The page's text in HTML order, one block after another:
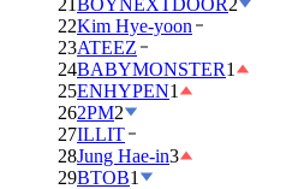
21BOYNEXTDOOR2
22Kim Hye-yoon
23ATEEZ
24BABYMONSTER1
25ENHYPEN1
262PM2
27ILLIT
28Jung Hae-in3
29BTOB1